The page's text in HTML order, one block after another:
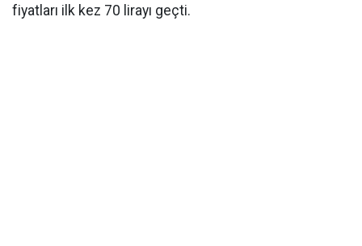
fiyatları ilk kez 70 lirayı geçti.